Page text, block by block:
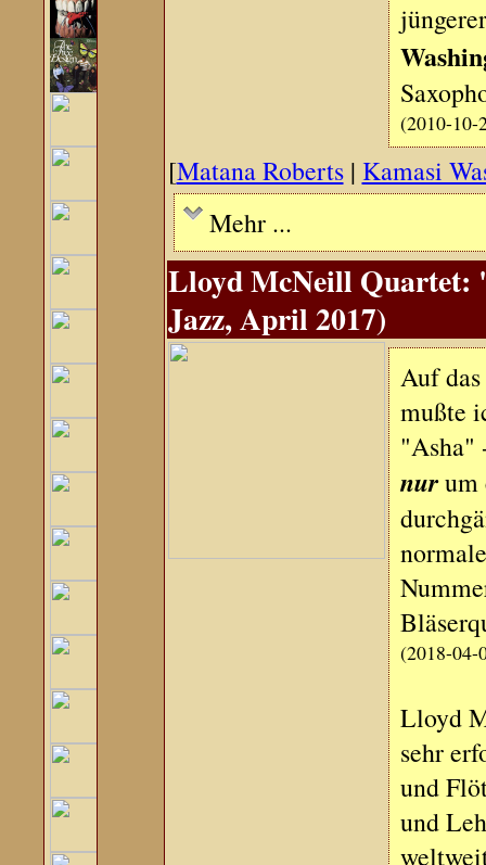
(2010-10-
[Matana Roberts| Kamasi
Mehr ...
Lloyd McNeill Quartet:
Jazz, April 2017)
Auf
mußte
"Asha"
nurum
(2018-04-
Lloyd
sehr
und
und